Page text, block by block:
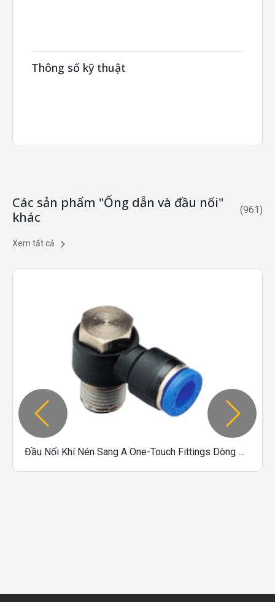
Thông số kỹ thuật
Các sản phẩm "Ống dẫn và đầu nối"
khác
(961 )
Xem tất cả
Đầu Nối Khí Nén Sang A One-Touch Fittings Dòng PH (N)